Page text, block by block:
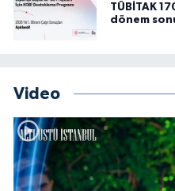
TÜBİTAK
dönem
Video